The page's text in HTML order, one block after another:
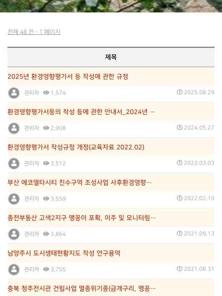
전체 48 건 - 1 페이지
제목
2025년 환경영향평가서 등 작성에 관한 규정
관리자 1,574 2025.08.29
환경영향평가서등의 작성 등에 관한 안내서_2024년 개…
관리자 2,908 2024.05.27
환경영향평가서 작성규정 개정(교육자료 2022.02)
관리자 3,512 2022.03.03
부산 에코델타시티 친수구역 조성사업 사후환경영향조사(‘…
관리자 3,559 2022.02.10
종전부동산 고색2지구 맹꽁이 포획, 이주 및 모니터링 …
관리자 3,864 2021.09.13
남양주시 도시생태현황지도 작성 연구용역
관리자 3,755 2021.08.31
충북 청주전시관 건립사업 멸종위기종(금개구리, 맹꽁이)…